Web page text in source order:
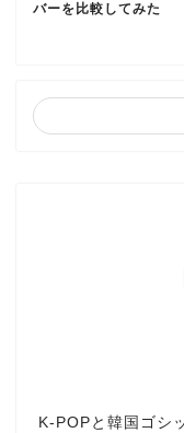
バーを比較してみた
K-POPと韓国ゴシ